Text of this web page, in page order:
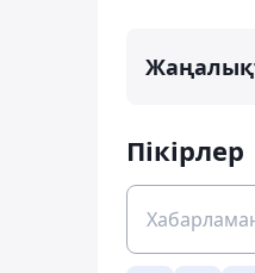
Пікірлер